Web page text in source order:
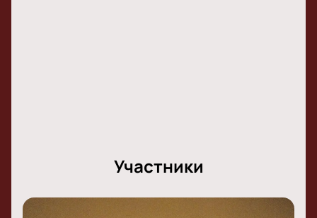
Участники